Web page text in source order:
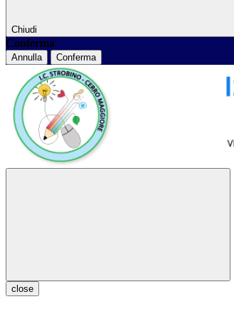
Chiudi
Conferma
Annulla Conferma
close